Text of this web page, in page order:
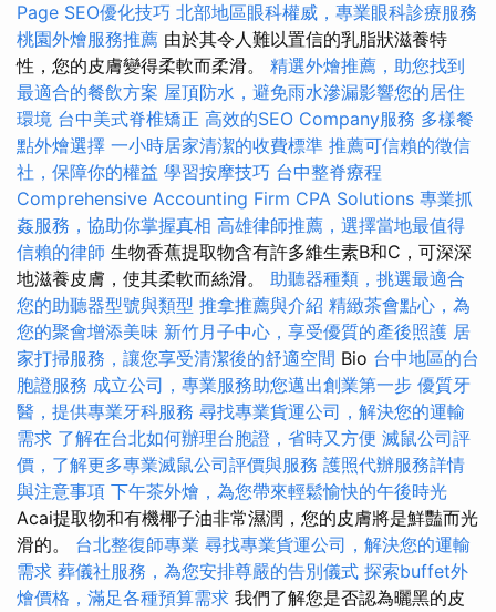
Page SEO優化技巧 北部地區眼科權威，專業眼科診療服務
桃園外燴服務推薦 由於其令人難以置信的乳脂狀滋養特
性，您的皮膚變得柔軟而柔滑。 精選外燴推薦，助您找到
最適合的餐飲方案 屋頂防水，避免雨水滲漏影響您的居住
環境 台中美式脊椎矯正 高效的SEO Company服務 多樣餐
點外燴選擇 一小時居家清潔的收費標準 推薦可信賴的徵信
社，保障你的權益 學習按摩技巧 台中整脊療程
Comprehensive Accounting Firm CPA Solutions 專業抓
姦服務，協助你掌握真相 高雄律師推薦，選擇當地最值得
信賴的律師 生物香蕉提取物含有許多維生素B和C，可深深
地滋養皮膚，使其柔軟而絲滑。 助聽器種類，挑選最適合
您的助聽器型號與類型 推拿推薦與介紹 精緻茶會點心，為
您的聚會增添美味 新竹月子中心，享受優質的產後照護 居
家打掃服務，讓您享受清潔後的舒適空間 Bio 台中地區的台
胞證服務 成立公司，專業服務助您邁出創業第一步 優質牙
醫，提供專業牙科服務 尋找專業貨運公司，解決您的運輸
需求 了解在台北如何辦理台胞證，省時又方便 滅鼠公司評
價，了解更多專業滅鼠公司評價與服務 護照代辦服務詳情
與注意事項 下午茶外燴，為您帶來輕鬆愉快的午後時光
Acai提取物和有機椰子油非常濕潤，您的皮膚將是鮮豔而光
滑的。 台北整復師專業 尋找專業貨運公司，解決您的運輸
需求 葬儀社服務，為您安排尊嚴的告別儀式 探索buffet外
燴價格，滿足各種預算需求 我們了解您是否認為曬黑的皮